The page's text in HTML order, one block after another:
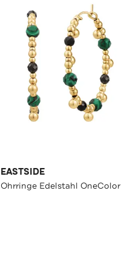
EASTSIDE
Ohrringe Edelstahl OneColor